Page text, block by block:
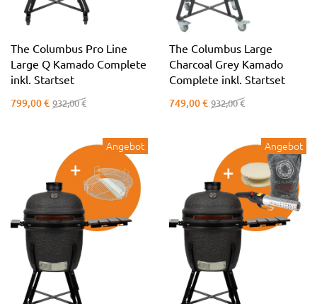
The Columbus Pro Line
Large Q Kamado Complete
inkl. Startset
799,00 € 932,00 €
The Columbus Large
Charcoal Grey Kamado
Complete inkl. Startset
749,00 € 932,00 €
Angebot Angebot